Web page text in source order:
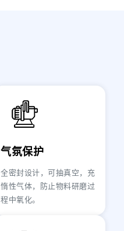
气氛保护
全密封设计，可抽真空，充
惰性气体，防止物料研磨过
程中氧化。